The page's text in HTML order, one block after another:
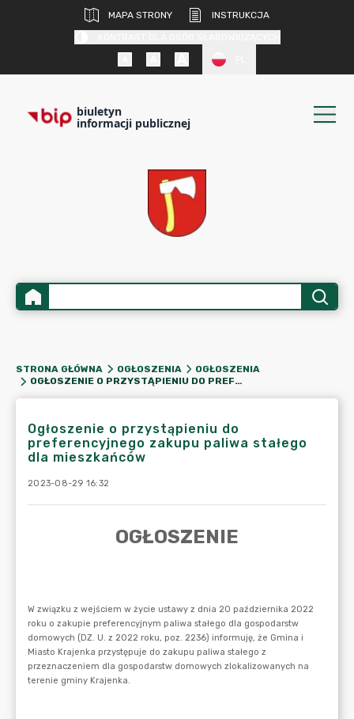
MAPA STRONY
INSTRUKCJA
biuletyn
informacji publicznej
STRONA GŁÓWNA OGŁOSZENIA
OGŁOSZENIA
OGŁOSZENIE O PRZYSTĄPIENIU DO PREFERENCYJNEGO ZAKUPU PALIWA STAŁEGO DLA MIESZKAŃCÓW
Ogłoszenie o przystąpieniu do
preferencyjnego zakupu paliwa stałego
dla mieszkańców
2023-08-29 16:32